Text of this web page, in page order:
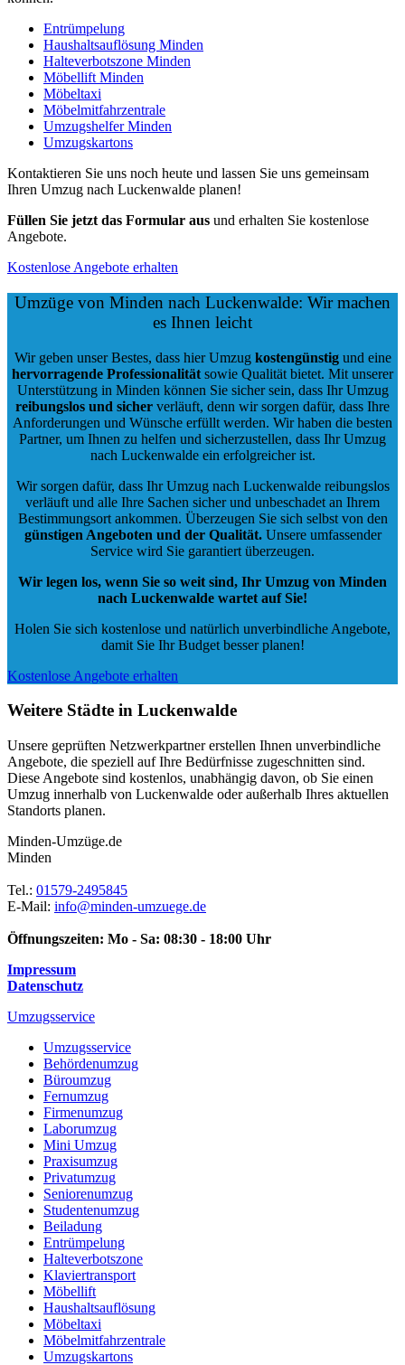
Entrümpelung
Haushaltsauflösung Minden
Halteverbotszone Minden
Möbellift Minden
Möbeltaxi
Möbelmitfahrzentrale
Umzugshelfer Minden
Umzugskartons
Kontaktieren Sie uns noch heute und lassen Sie uns gemeinsam
Ihren Umzug nach Luckenwalde planen!
Füllen Sie jetzt das Formular aus und erhalten Sie kostenlose
Angebote.
Kostenlose Angebote erhalten
Umzüge von Minden nach Luckenwalde: Wir machen
es Ihnen leicht
Wir geben unser Bestes, dass hier Umzug kostengünstigund eine
hervorragende Professionalität sowie Qualität bietet. Mit unserer
Unterstützung in Minden können Sie sicher sein, dass Ihr Umzug
reibungslos und sicher verläuft, denn wir sorgen dafür, dass Ihre
Anforderungen und Wünsche erfüllt werden. Wir haben die besten
Partner, um Ihnen zu helfen und sicherzustellen, dass Ihr Umzug
nach Luckenwalde ein erfolgreicher ist.
Wir sorgen dafür, dass Ihr Umzug nach Luckenwalde reibungslos
verläuft und alle Ihre Sachen sicher und unbeschadet an Ihrem
Bestimmungsort ankommen. Überzeugen Sie sich selbst von den
günstigen Angeboten und der Qualität.Unsere umfassender
Service wird Sie garantiert überzeugen.
Wir legen los, wenn Sie so weit sind, Ihr Umzug von Minden
nach Luckenwalde wartet auf Sie!
Holen Sie sich kostenlose und natürlich unverbindliche Angebote,
damit Sie Ihr Budget besser planen!
Kostenlose Angebote erhalten
Weitere Städte in Luckenwalde
Unsere geprüften Netzwerkpartner erstellen Ihnen unverbindliche
Angebote, die speziell auf Ihre Bedürfnisse zugeschnitten sind.
Diese Angebote sind kostenlos, unabhängig davon, ob Sie einen
Umzug innerhalb von Luckenwalde oder außerhalb Ihres aktuellen
Standorts planen.
Minden-Umzüge.de
Minden
Tel.: 01579-2495845
E-Mail: info@minden-umzuege.de
Öffnungszeiten: Mo - Sa: 08:30 - 18:00 Uhr
Impressum
Datenschutz
Umzugsservice
Umzugsservice
Behördenumzug
Büroumzug
Fernumzug
Firmenumzug
Laborumzug
Mini Umzug
Praxisumzug
Privatumzug
Seniorenumzug
Studentenumzug
Beiladung
Entrümpelung
Halteverbotszone
Klaviertransport
Möbellift
Haushaltsauflösung
Möbeltaxi
Möbelmitfahrzentrale
Umzugskartons